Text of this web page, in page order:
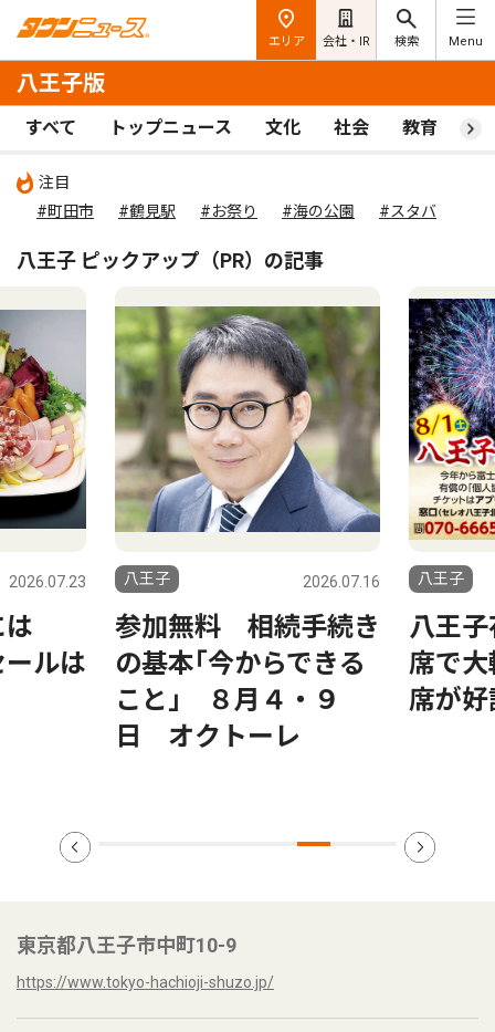
エリア 会社・IR 検索 Menu
八王子版
すべて トップニュース 文化 社会 教育 ス
注目
#町田市
#鶴見駅 #お祭り #海の公園 #スタバ
八王子 ピックアップ（PR）の記事
2026.07.23
ルは
八王子 2026.07.16
参加無料 相続手続き
の基本｢今からできる
こと｣ ８月４・９
日 オクトーレ
八王子
八王
席で
席が
東京都八王子市中町10-9
https://www.tokyo-hachioji-shuzo.jp/